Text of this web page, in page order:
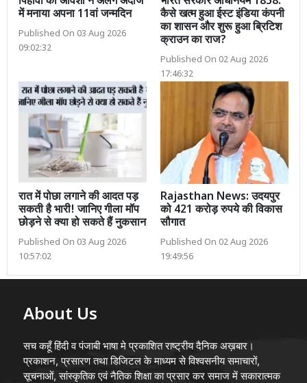
में मनाया अपना 11वां जन्मदिन
Published On 03 Aug 2026
09:02:32
कैसे खत्म हुआ ईस्ट इंडिया कंपनी
का शासन और शुरू हुआ ब्रिटिश
क्राउन का राज?
Published On 02 Aug 2026
17:46:32
रात में पोछा लगाने की आदत पड़
सकती है भारी! जानिए गीला मॉप
छोड़ने से क्या हो सकते हैं नुकसान
Published On 03 Aug 2026
10:57:02
Rajasthan News: उदयपुर
को 421 करोड़ रुपये की विकास
सौगात
Published On 02 Aug 2026
19:49:56
About Us
सच कहूँ हिंदी व पंजाबी भाषा मे प्रकाशित राष्ट्रीय दैनिक अख़बार।
प्रकाशन, प्रसारण तथा डिजिटल के माध्यम से विश्वसनीय समाचारों,
सूचनाओं, सांस्कृतिक एवं नैतिक शिक्षा का प्रसार कर समाज में सकारात्मक